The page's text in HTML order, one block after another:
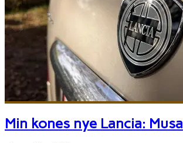
Min kones nye Lancia: Musa